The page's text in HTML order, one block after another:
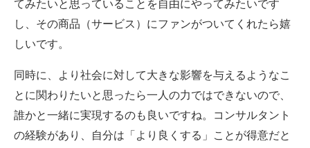
てみたいと思っていることを自由にやってみたいです
し、その商品（サービス）にファンがついてくれたら嬉
しいです。
同時に、より社会に対して大きな影響を与えるようなこ
とに関わりたいと思ったら一人の力ではできないので、
誰かと一緒に実現するのも良いですね。コンサルタント
の経験があり、自分は「より良くする」ことが得意だと